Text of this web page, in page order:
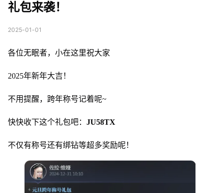
礼包来袭！
2025-01-01
各位无眠者，小在这里祝大家
2025年新年大吉！
不用提醒，跨年称号记着呢~
快快收下这个礼包吧： JU58TX
不仅有称号还有绑钻等超多奖励呢！